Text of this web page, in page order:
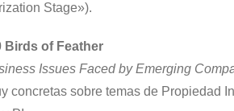
Stage»).
Birds of Feather
Issues Faced by Emerging
concretas sobre temas de Propiedad